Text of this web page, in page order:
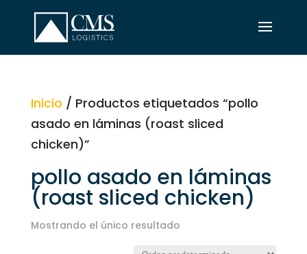
Inicio / Productos etiquetados “pollo
asado en láminas (roast sliced
chicken)”
pollo asado en láminas
(roast sliced chicken)
Mostrando el único resultado